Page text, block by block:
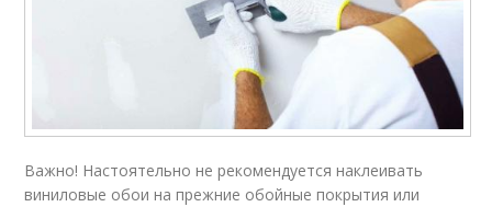
Важно! Настоятельно не рекомендуется наклеивать
виниловые обои на прежние обойные покрытия или